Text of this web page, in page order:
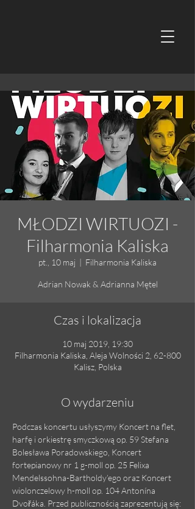
MŁODZI WIRTUOZI -
Filharmonia Kaliska
pt., 10 maj
  |
Filharmonia Kaliska
Adrian Nowak & Adrianna Mętel
Czas i lokalizacja
10 maj 2019, 19:30
Filharmonia Kaliska, Aleja Wolności 2, 62-800
Kalisz, Polska
O wydarzeniu
Podczas koncertu usłyszymy Koncert na flet,
harfę i orkiestrę smyczkową op. 59 Stefana
Bolesława Poradowskiego, Koncert
fortepianowy nr 1 g-moll op. 25 Felixa
Mendelssohna-Bartholdy’ego oraz Koncert
wiolonczelowy h-moll op. 104 Antonína
Dvořáka. Przed publicznością zaprezentują się: